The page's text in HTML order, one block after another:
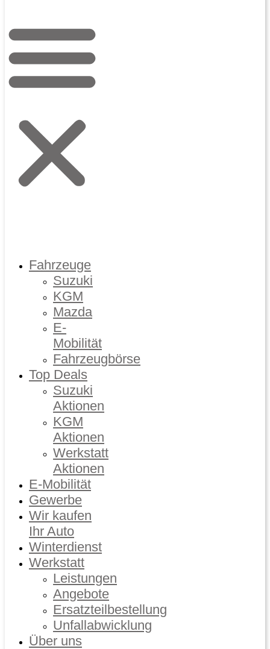
Fahrzeuge
Suzuki
KGM
Mazda
E-
Mobilität
Fahrzeugbörse
Top Deals
Suzuki
Aktionen
KGM
Aktionen
Werkstatt
Aktionen
E-Mobilität
Gewerbe
Wir kaufen
Ihr Auto
Winterdienst
Werkstatt
Leistungen
Angebote
Ersatzteilbestellung
Unfallabwicklung
Über uns